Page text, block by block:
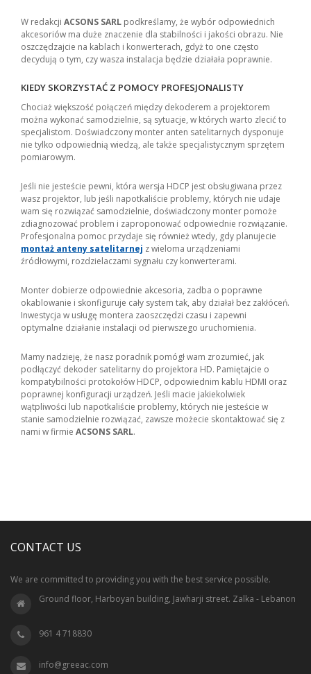
W redakcji ACSONS SARL podkreślamy, że wybór odpowiednich
akcesoriów ma duże znaczenie dla stabilności i jakości obrazu. Nie
oszczędzajcie na kablach i konwerterach, gdyż to one często
decydują o tym, czy wasza instalacja będzie działała poprawnie.
KIEDY SKORZYSTAĆ Z POMOCY PROFESJONALISTY
Chociaż większość połączeń między dekoderem a projektorem
można wykonać samodzielnie, są sytuacje, w których warto zlecić to
specjalistom. Doświadczony monter anten satelitarnych dysponuje
nie tylko odpowiednią wiedzą, ale także specjalistycznym sprzętem
pomiarowym.
Jeśli nie jesteście pewni, która wersja HDCP jest obsługiwana przez
wasz projektor, lub jeśli napotkaliście problemy, których nie udaje
wam się rozwiązać samodzielnie, doświadczony monter pomoże
zdiagnozować problem i zaproponować odpowiednie rozwiązanie.
Profesjonalna pomoc przydaje się również wtedy, gdy planujecie
montaż anteny satelitarnej z wieloma urządzeniami
źródłowymi, rozdzielaczami sygnału czy konwerterami.
Monter dobierze odpowiednie akcesoria, zadba o poprawne
okablowanie i skonfiguruje cały system tak, aby działał bez zakłóceń.
Inwestycja w usługę montera zaoszczędzi czasu i zapewni
optymalne działanie instalacji od pierwszego uruchomienia.
Mamy nadzieję, że nasz poradnik pomógł wam zrozumieć, jak
podłączyć dekoder satelitarny do projektora HD. Pamiętajcie o
kompatybilności protokołów HDCP, odpowiednim kablu HDMI oraz
poprawnej konfiguracji urządzeń. Jeśli macie jakiekolwiek
wątpliwości lub napotkaliście problemy, których nie jesteście w
stanie samodzielnie rozwiązać, zawsze możecie skontaktować się z
nami w firmie ACSONS SARL.
CONTACT US
We are committed to providing you with the best service possible.
Ground floor, Harboyan building, Jawharji street. Zalka - Lebanon
961 4 718830
info@greeac.com